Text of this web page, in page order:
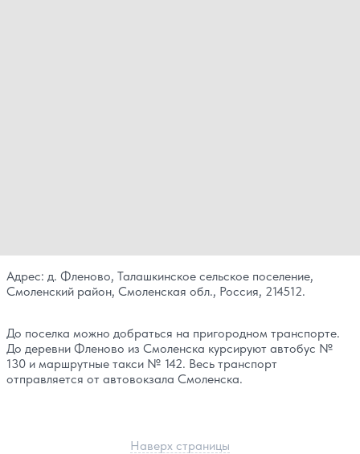
Адрес: д. Фленово, Талашкинское сельское поселение,
Смоленский район, Смоленская обл., Россия, 214512.
До поселка можно добраться на пригородном транспорте.
До деревни Фленово из Смоленска курсируют автобус №
130 и маршрутные такси № 142. Весь транспорт
отправляется от автовокзала Смоленска.
Наверх страницы